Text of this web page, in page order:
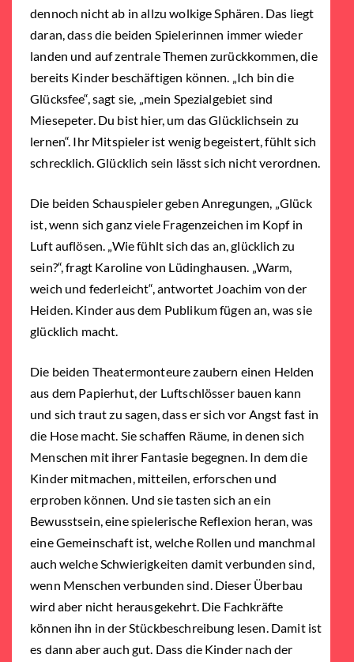
dennoch nicht ab in allzu wolkige Sphären. Das liegt
daran, dass die beiden Spielerinnen immer wieder
landen und auf zentrale Themen zurückkommen, die
bereits Kinder beschäftigen können. „Ich bin die
Glücksfee“, sagt sie, „mein Spezialgebiet sind
Miesepeter. Du bist hier, um das Glücklichsein zu
lernen“. Ihr Mitspieler ist wenig begeistert, fühlt sich
schrecklich. Glücklich sein lässt sich nicht verordnen.
Die beiden Schauspieler geben Anregungen, „Glück
ist, wenn sich ganz viele Fragenzeichen im Kopf in
Luft auflösen. „Wie fühlt sich das an, glücklich zu
sein?“, fragt Karoline von Lüdinghausen. „Warm,
weich und federleicht“, antwortet Joachim von der
Heiden. Kinder aus dem Publikum fügen an, was sie
glücklich macht.
Die beiden Theatermonteure zaubern einen Helden
aus dem Papierhut, der Luftschlösser bauen kann
und sich traut zu sagen, dass er sich vor Angst fast in
die Hose macht. Sie schaffen Räume, in denen sich
Menschen mit ihrer Fantasie begegnen. In dem die
Kinder mitmachen, mitteilen, erforschen und
erproben können. Und sie tasten sich an ein
Bewusstsein, eine spielerische Reflexion heran, was
eine Gemeinschaft ist, welche Rollen und manchmal
auch welche Schwierigkeiten damit verbunden sind,
wenn Menschen verbunden sind. Dieser Überbau
wird aber nicht herausgekehrt. Die Fachkräfte
können ihn in der Stückbeschreibung lesen. Damit ist
es dann aber auch gut. Dass die Kinder nach der